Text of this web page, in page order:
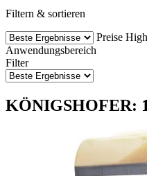
Filtern & sortieren
Preise
Anwendungsbereich
Filter
KÖNIGSHOFER: